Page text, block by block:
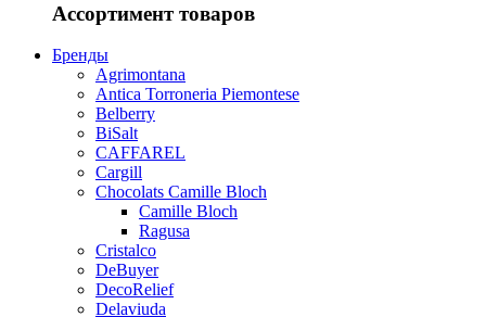
Ассортимент товаров
Бренды
Agrimontana
Antica Torroneria Piemontese
Belberry
BiSalt
CAFFAREL
Cargill
Chocolats Camille Bloch
Camille Bloch
Ragusa
Cristalco
DeBuyer
DecoRelief
Delaviuda